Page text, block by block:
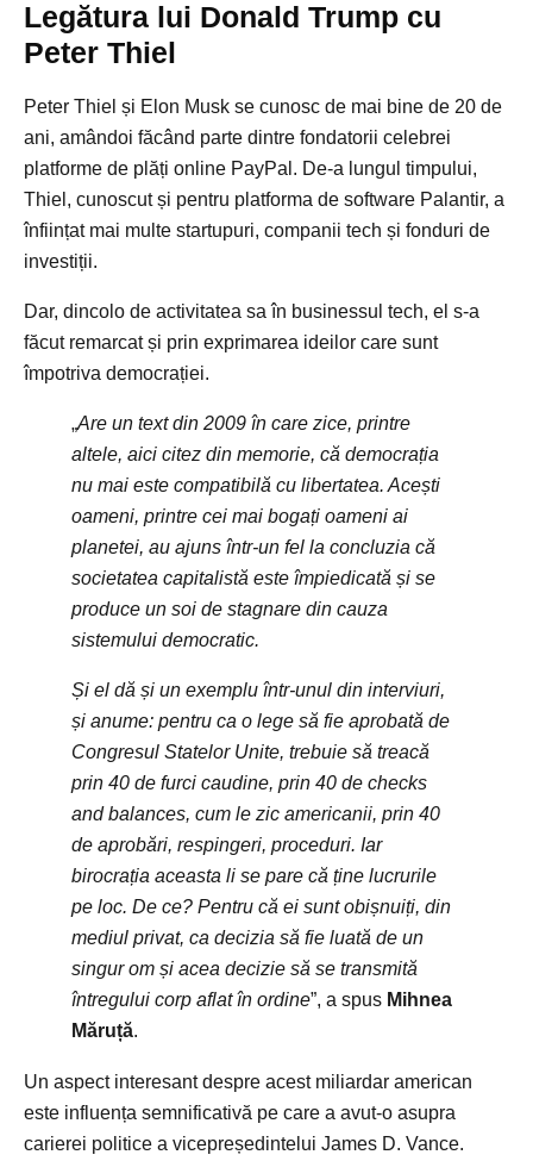
Legătura lui Donald Trump cu
Peter Thiel
Peter Thiel și Elon Musk se cunosc de mai bine de 20 de
ani, amândoi făcând parte dintre fondatorii celebrei
platforme de plăți online PayPal. De-a lungul timpului,
Thiel, cunoscut și pentru platforma de software Palantir, a
înființat mai multe startupuri, companii tech și fonduri de
investiții.
Dar, dincolo de activitatea sa în businessul tech, el s-a
făcut remarcat și prin exprimarea ideilor care sunt
împotriva democrației.
„Are un text din 2009 în care zice, printre
altele, aici citez din memorie, că democrația
nu mai este compatibilă cu libertatea. Acești
oameni, printre cei mai bogați oameni ai
planetei, au ajuns într-un fel la concluzia că
societatea capitalistă este împiedicată și se
produce un soi de stagnare din cauza
sistemului democratic.
Și el dă și un exemplu într-unul din interviuri,
și anume: pentru ca o lege să fie aprobată de
Congresul Statelor Unite, trebuie să treacă
prin 40 de furci caudine, prin 40 de checks
and balances, cum le zic americanii, prin 40
de aprobări, respingeri, proceduri. Iar
birocrația aceasta li se pare că ține lucrurile
pe loc. De ce? Pentru că ei sunt obișnuiți, din
mediul privat, ca decizia să fie luată de un
singur om și acea decizie să se transmită
întregului corp aflat în ordine”, a spus Mihnea
Măruță.
Un aspect interesant despre acest miliardar american
este influența semnificativă pe care a avut-o asupra
carierei politice a vicepreședintelui James D. Vance.